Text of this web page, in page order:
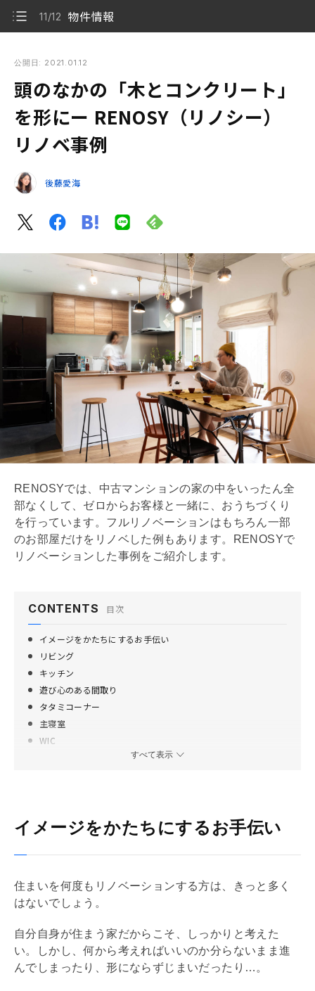
11/12 物件情報
ー）リノベ事例
1/12 イメージをかたちにするお手伝い
2/12 リビング
4/12 遊び心のある間取り
5/12 タタミコーナー
6/12 主寝室
7/12 WIC
8/12 サニタリールーム
アトリエ
10/12 かたちになっていく、たのしみ
物件情報
12/12 間取り
公開日: 2021.01.12
頭のなかの「木とコンクリート」
を形にー RENOSY（リノシー）
リノベ事例
後藤愛海
RENOSYでは、中古マンションの家の中をいったん全
部なくして、ゼロからお客様と一緒に、おうちづくり
を行っています。フルリノベーションはもちろん一部
のお部屋だけをリノベした例もあります。RENOSYで
リノベーション した事例をご紹介します。
CONTENTS 目次
イメージをかたちにするお手伝い
リビング
キッチン
遊び心のある間取り
タタミコーナー
主寝室
WIC
間取り
すべて表示
イメージをかたちにするお手伝い
住まいを何度も リノベーションする方は、きっと多く
はないでしょう。
自分自身が住まう家だからこそ、しっかりと考えた
い。しかし、何から考えればいいのか分らないまま進
んでしまったり、形にならずじまいだったり…。